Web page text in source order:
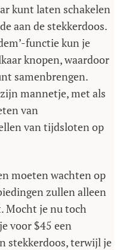
kunt laten schakelen
aan de stekkerdoos.
functie kun je
knopen, waardoor
samenbrengen.
mannetje, met als
van
van tijdsloten op
moeten wachten op
zullen alleen
Mocht je nu toch
voor $45 een
stekkerdoos, terwijl je